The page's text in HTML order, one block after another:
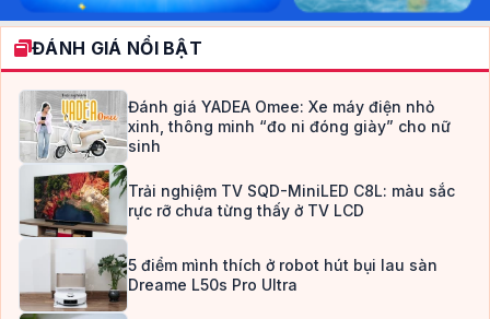
ĐÁNH GIÁ NỔI BẬT
Đánh giá YADEA Omee: Xe máy điện nhỏ
xinh, thông minh “đo ni đóng giày” cho nữ
sinh
Trải nghiệm TV SQD-MiniLED C8L: màu sắc
rực rỡ chưa từng thấy ở TV LCD
5 điểm mình thích ở robot hút bụi lau sàn
Dreame L50s Pro Ultra